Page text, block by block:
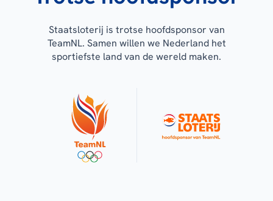
Staatsloterij is trotse hoofdsponsor van
TeamNL. Samen willen we Nederland het
sportiefste land van de wereld maken.